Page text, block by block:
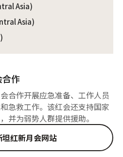
Asia)
Asia)
合作
合作开展应急准备、工作人员
急救工作。该红会还支持国家
并为弱势人群提供援助。
坦红新月会网站